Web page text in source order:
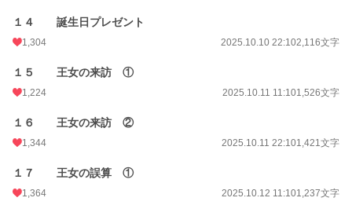
１４ 誕生日プレゼント
1,304 2025.10.10 22:102,116文字
１５ 王女の来訪 ①
1,224 2025.10.11 11:101,526文字
１６ 王女の来訪 ②
1,344 2025.10.11 22:101,421文字
１７ 王女の誤算 ①
1,364 2025.10.12 11:101,237文字